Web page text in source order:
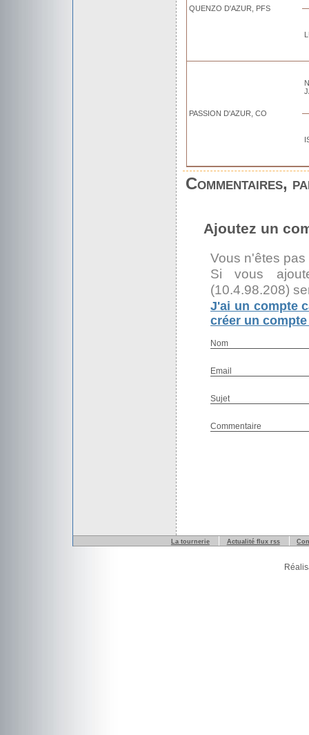
QUENZO D'AZUR, PFS
PASSION D'AZUR, CO
Commentaires,
Ajoutez un
Vous n'êtes
Si vous
(10.4.98.208)
J'ai un compte
créer un
Nom
Email
Sujet
Commentaire
La tournerie Actualité flux rss